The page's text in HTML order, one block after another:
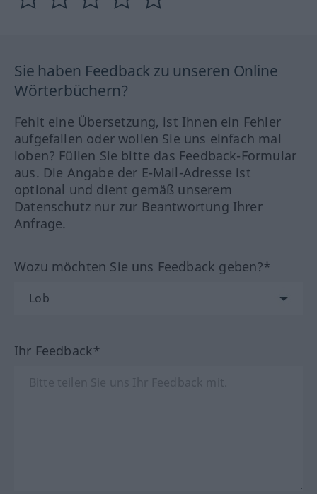
Sie haben Feedback zu unseren Online
Wörterbüchern?
Fehlt eine Übersetzung, ist Ihnen ein Fehler
aufgefallen oder wollen Sie uns einfach mal
loben? Füllen Sie bitte das Feedback-Formular
aus. Die Angabe der E-Mail-Adresse ist
optional und dient gemäß unserem
Datenschutz nur zur Beantwortung Ihrer
Anfrage.
Wozu möchten Sie uns Feedback geben?*
Ihr Feedback*